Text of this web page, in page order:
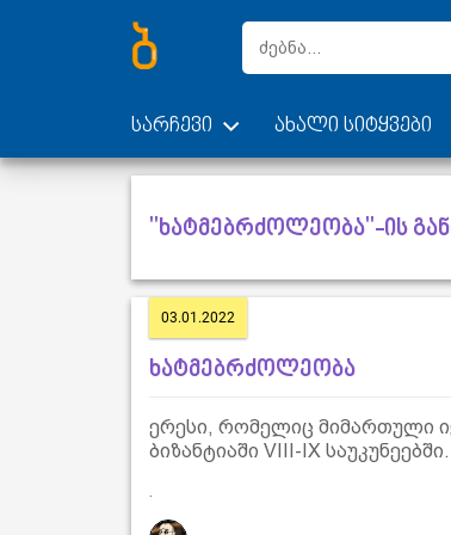
სარჩევი ახალი სიტყვები
"ხატმებრძოლეობა"-ის
03.01.2022
ხატმებრძოლეობა
ერესი, რომელიც მიმართული
ბიზანტიაში VIII-IX საუკუნეებში.